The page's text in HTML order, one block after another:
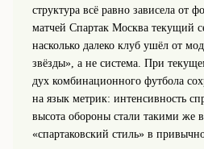
структура всё равно зависела от
матчей Спартак Москва текущий
насколько далеко клуб ушёл от
звёзды», а не система. При
дух комбинационного футбола
на язык метрик: интенсивность
высота обороны стали такими же
«спартаковский стиль» в